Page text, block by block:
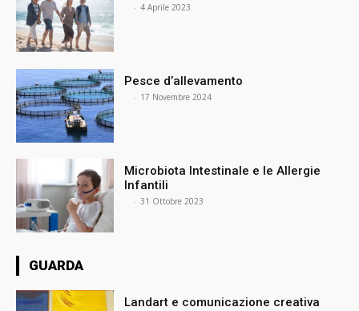
- 4 Aprile 2023
Pesce d’allevamento
- 17 Novembre 2024
Microbiota Intestinale e le Allergie
Infantili
- 31 Ottobre 2023
GUARDA
Landart e comunicazione creativa